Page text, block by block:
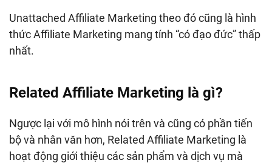
Unattached Affiliate Marketing theo đó cũng là hình
thức Affiliate Marketing mang tính “có đạo đức” thấp
nhất.
Related Affiliate Marketing là gì?
Ngược lại với mô hình nói trên và cũng có phần tiến
bộ và nhân văn hơn, Related Affiliate Marketing là
hoạt động giới thiệu các sản phẩm và dịch vụ mà